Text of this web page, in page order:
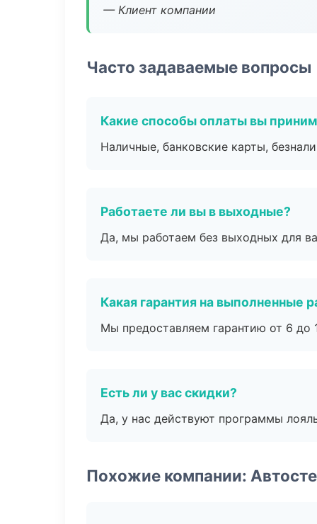
— Клиент компании
Часто задаваемые вопросы
Какие способы оплаты вы
Наличные, банковские карты,
Работаете ли вы в выходные?
Да, мы работаем без выходных для
Какая гарантия на выполненные
Мы предоставляем гарантию от 6 до
Есть ли у вас скидки?
Да, у нас действуют программы
Похожие компании: